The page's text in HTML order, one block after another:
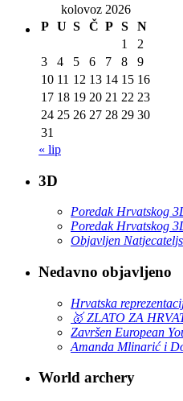
kolovoz 2026
P U S Č P S
N
1
2
3
4 5 6 7 8
9
10 11 12 13 14 15 16
17 18 19 20 21 22 23
24 25 26 27 28 29 30
31
« lip
3D
Poredak Hrvatskog
Poredak Hrvatskog
Objavljen
Nedavno objavljeno
Hrvatska
🥇 ZLATO ZA
Završen European
Amanda Mlinarić i
World archery